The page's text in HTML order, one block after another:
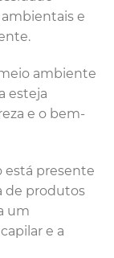
e
ambiente
esteja
e o bem-
está presente
de produtos
um
e a